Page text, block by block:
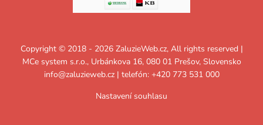
Copyright © 2018 - 2026 ZaluzieWeb.cz, All rights reserved |
MCe system s.r.o., Urbánkova 16, 080 01 Prešov, Slovensko
info@zaluzieweb.cz| telefón: +420 773 531 000
Nastavení souhlasu